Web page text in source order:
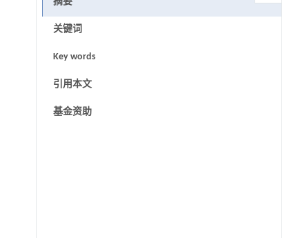
关键词
Key words
引用本文
基金资助